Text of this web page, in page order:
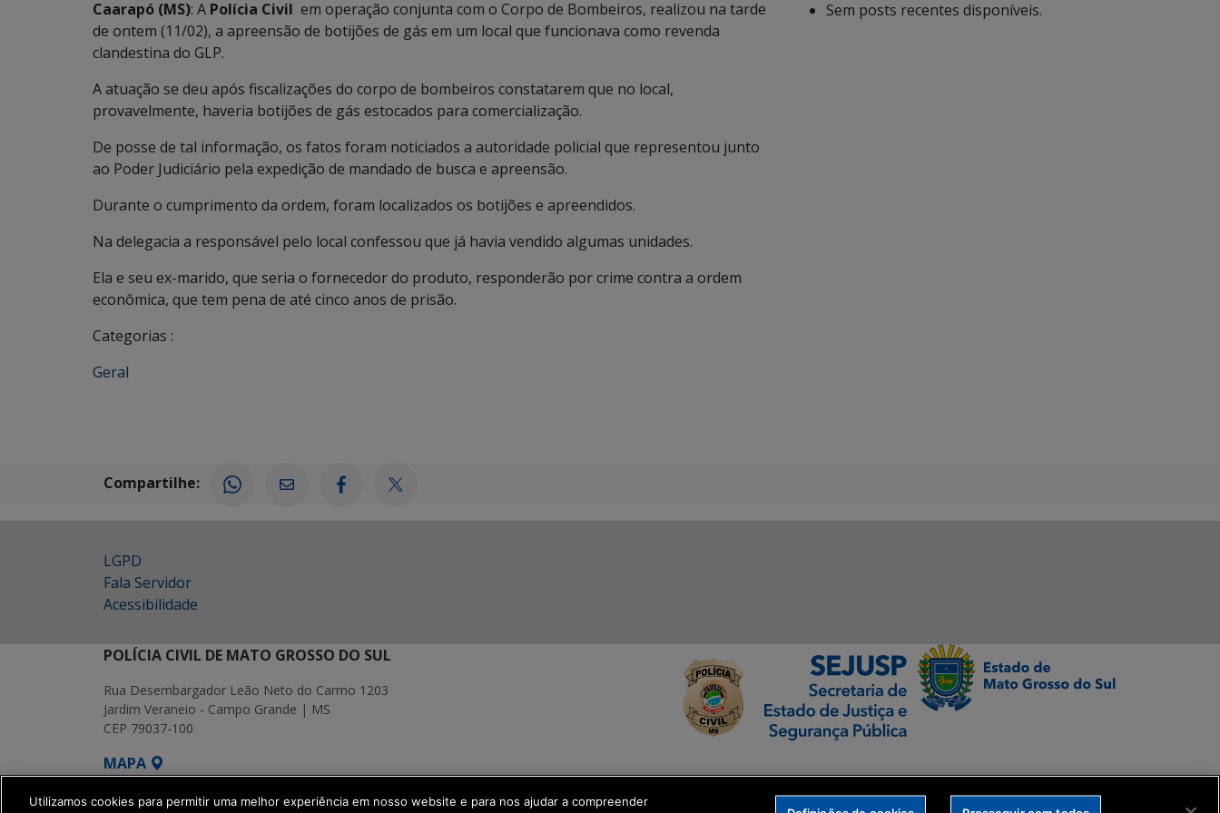
Caarapó (MS): A Polícia Civil em operação conjunta com o Corpo de Bombeiros, realizou na tarde
de ontem (11/02), a apreensão de botijões de gás em um local que funcionava como revenda
clandestina do GLP.
A atuação se deu após fiscalizações do corpo de bombeiros constatarem que no local,
provavelmente, haveria botijões de gás estocados para comercialização.
De posse de tal informação, os fatos foram noticiados a autoridade policial que representou junto
ao Poder Judiciário pela expedição de mandado de busca e apreensão.
Durante o cumprimento da ordem, foram localizados os botijões e apreendidos.
Na delegacia a responsável pelo local confessou que já havia vendido algumas unidades.
Ela e seu ex-marido, que seria o fornecedor do produto, responderão por crime contra a ordem
econômica, que tem pena de até cinco anos de prisão.
Categorias :
Geral
Sem posts recentes disponíveis.
Compartilhe:
LGPD
Fala Servidor
Acessibilidade
POLÍCIA CIVIL DE MATO GROSSO DO SUL
Rua Desembargador Leão Neto do Carmo 1203
Jardim Veraneio - Campo Grande | MS
CEP 79037-100
MAPA
SETDIG | Secretaria-Executiva de Transformação Digital
Utilizamos cookies para permitir uma melhor experiência em nosso website e para nos ajudar a compreender